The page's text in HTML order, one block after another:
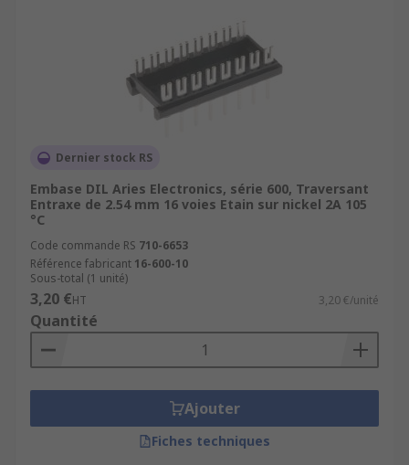
Dernier stock RS
Embase DIL Aries Electronics, série 600, Traversant
Entraxe de 2.54 mm 16 voies Etain sur nickel 2A 105
°C
Code commande RS 710-6653
Référence fabricant 16-600-10
Sous-total (1 unité)
3,20 €HT 3,20 €/unité
Quantité
Ajouter
Fiches techniques